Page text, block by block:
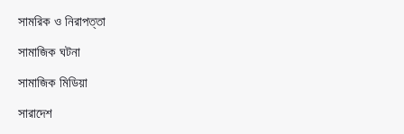
সামরিক ও নিরাপত্তা
সামাজিক ঘটনা
সামাজিক মিডিয়া
সারাদেশ